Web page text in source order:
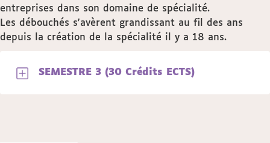
entreprises dans son domaine de spécialité.
Les débouchés s'avèrent grandissant au fil des ans
depuis la création de la spécialité il y a 18 ans.
SEMESTRE 3 (30 Crédits ECTS)